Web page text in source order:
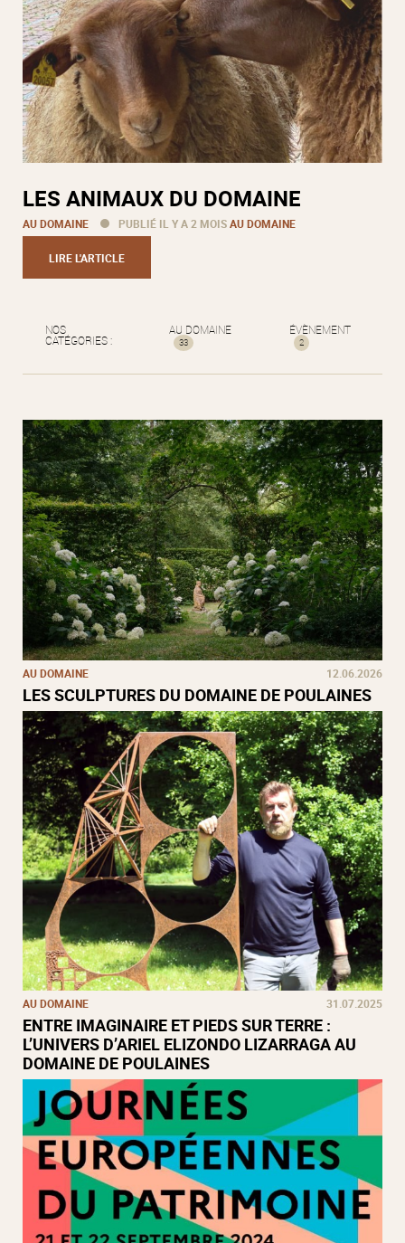
LES ANIMAUX DU DOMAINE
AU DOMAINE PUBLIÉ IL Y A 2 MOISAU DOMAINE
LIRE L'ARTICLE
NOS
CATÉGORIES :
AU DOMAINE
33
ÉVÈNEMENT
2
AU DOMAINE 12.06.2026
LES SCULPTURES DU DOMAINE DE POULAINES
AU DOMAINE 31.07.2025
ENTRE IMAGINAIRE ET PIEDS SUR TERRE :
L’UNIVERS D’ARIEL ELIZONDO LIZARRAGA AU
DOMAINE DE POULAINES